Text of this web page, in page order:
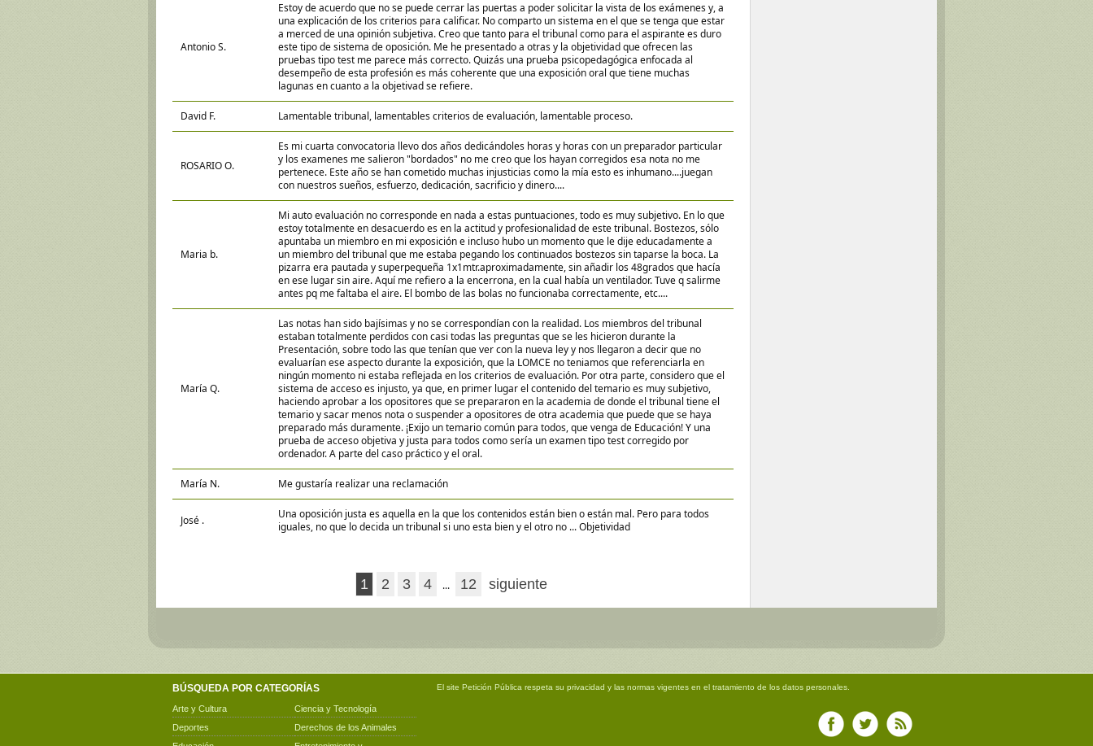
Antonio S.
Estoy de acuerdo que no se puede cerrar las puertas a poder solicitar la vista de los exámenes y, a
una explicación de los criterios para calificar. No comparto un sistema en el que se tenga que estar
a merced de una opinión subjetiva. Creo que tanto para el tribunal como para el aspirante es duro
este tipo de sistema de oposición. Me he presentado a otras y la objetividad que ofrecen las
pruebas tipo test me parece más correcto. Quizás una prueba psicopedagógica enfocada al
desempeño de esta profesión es más coherente que una exposición oral que tiene muchas
lagunas en cuanto a la objetivad se refiere.
David F. Lamentable tribunal, lamentables criterios de evaluación, lamentable proceso.
ROSARIO O.
Es mi cuarta convocatoria llevo dos años dedicándoles horas y horas con un preparador particular
y los examenes me salieron "bordados" no me creo que los hayan corregidos esa nota no me
pertenece. Este año se han cometido muchas injusticias como la mía esto es inhumano....juegan
con nuestros sueños, esfuerzo, dedicación, sacrificio y dinero....
Maria b.
Mi auto evaluación no corresponde en nada a estas puntuaciones, todo es muy subjetivo. En lo que
estoy totalmente en desacuerdo es en la actitud y profesionalidad de este tribunal. Bostezos, sólo
apuntaba un miembro en mi exposición e incluso hubo un momento que le dije educadamente a
un miembro del tribunal que me estaba pegando los continuados bostezos sin taparse la boca. La
pizarra era pautada y superpequeña 1x1mtr.aproximadamente, sin añadir los 48grados que hacía
en ese lugar sin aire. Aquí me refiero a la encerrona, en la cual había un ventilador. Tuve q salirme
antes pq me faltaba el aire. El bombo de las bolas no funcionaba correctamente, etc....
María Q.
Las notas han sido bajísimas y no se correspondían con la realidad. Los miembros del tribunal
estaban totalmente perdidos con casi todas las preguntas que se les hicieron durante la
Presentación, sobre todo las que tenían que ver con la nueva ley y nos llegaron a decir que no
evaluarían ese aspecto durante la exposición, que la LOMCE no teniamos que referenciarla en
ningún momento ni estaba reflejada en los criterios de evaluación. Por otra parte, considero que el
sistema de acceso es injusto, ya que, en primer lugar el contenido del temario es muy subjetivo,
haciendo aprobar a los opositores que se prepararon en la academia de donde el tribunal tiene el
temario y sacar menos nota o suspender a opositores de otra academia que puede que se haya
preparado más duramente. ¡Exijo un temario común para todos, que venga de Educación! Y una
prueba de acceso objetiva y justa para todos como sería un examen tipo test corregido por
ordenador. A parte del caso práctico y el oral.
María N. Me gustaría realizar una reclamación
José .
Una oposición justa es aquella en la que los contenidos están bien o están mal. Pero para todos
iguales, no que lo decida un tribunal si uno esta bien y el otro no ... Objetividad
1 2 3 4 ... 12 siguiente
BÚSQUEDA POR CATEGORÍAS
Arte y Cultura
Ciencia y Tecnología
Deportes
Derechos de los Animales
El site Petición Pública respeta su privacidad y las normas vigentes en el tratamiento de los datos personales.